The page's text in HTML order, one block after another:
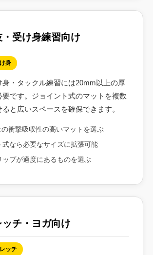
受け身練習向け
身
身・タックル練習には20mm以上の厚
要です。ジョイント式のマットを複数
と広いスペースを確保できます。
衝撃吸収性の高いマットを選ぶ
式なら必要なサイズに拡張可能
ップが適度にあるものを選ぶ
チ・ヨガ向け
ッチ